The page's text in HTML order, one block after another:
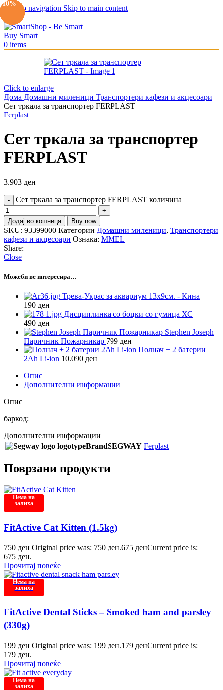
Skip to navigation Skip to main content
0 items
Click to enlarge
Дома Домашни миленици Транспортери кафези и акцесоари
Сет тркала за транспортер FERPLAST
Ferplast
Сет тркала за транспортер
FERPLAST
3.903 ден
Сет тркала за транспортер FERPLAST количина
Додај во кошница Buy now
SKU: 93399000 Категории Домашни миленици, Транспортери
кафези и акцесоари Ознака: MMEL
Share:
Close
Можеби ве интересира…
Трева-Украс за аквариум 13х9см. - Кина
190 ден
Дисциплинка со боцки со гумица ХС
490 ден
Stephen Joseph
Паричник Пожарникар 799 ден
Полнач + 2 батерии
2Ah Li-ion 10.090 ден
Опис
Дополнителни информации
Опис
баркод:
Дополнителни информации
BrandSEGWAY Ferplast
Поврзани продукти
Нема на
залиха
-10%
FitActive Cat Kitten (1.5kg)
750ден Original price was: 750 ден.675 денCurrent price is:
675 ден.
Прочитај повеќе
Нема на
залиха
-10%
FitActive Dental Sticks – Smoked ham and parsley
(330g)
199ден Original price was: 199 ден.179 денCurrent price is:
179 ден.
Прочитај повеќе
Нема на
залиха
-10%
-10%
-10%
-10%
-10%